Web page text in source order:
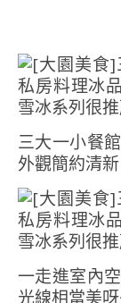
三大一小餐
外觀簡約清
一走進室內
光線相當美